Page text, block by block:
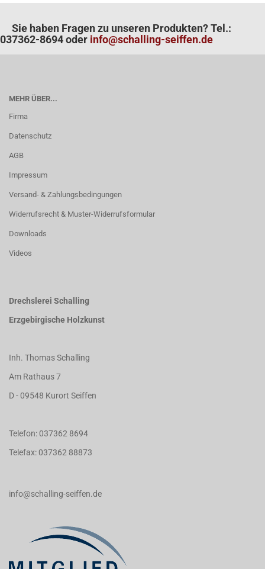
Sie haben Fragen zu unseren Produkten? Tel.:
037362-8694 oder info@schalling-seiffen.de
MEHR ÜBER...
Firma
Datenschutz
AGB
Impressum
Versand- & Zahlungsbedingungen
Widerrufsrecht & Muster-Widerrufsformular
Downloads
Videos
Drechslerei Schalling
Erzgebirgische Holzkunst
Inh. Thomas Schalling
Am Rathaus 7
D - 09548 Kurort Seiffen
Telefon: 037362 8694
Telefax: 037362 88873
info@schalling-seiffen.de